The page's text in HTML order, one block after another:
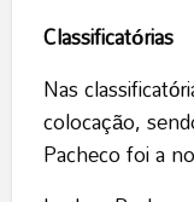
Classificatórias
Nas
colocação,
Pacheco foi a